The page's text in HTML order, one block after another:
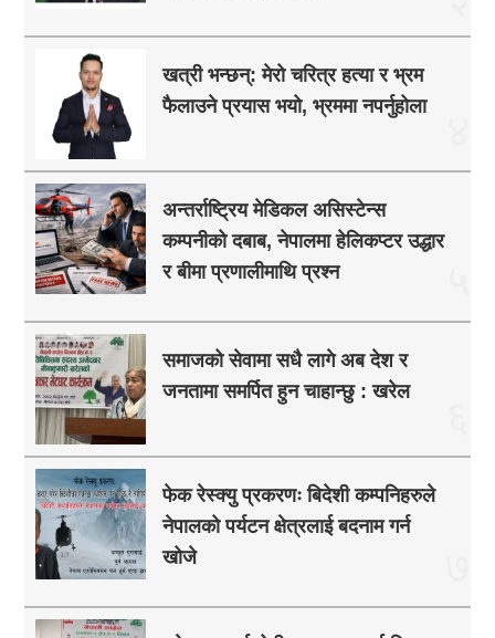
खत्री भन्छन्: मेरो चरित्र हत्या र भ्रम
फैलाउने प्रयास भयो, भ्रममा नपर्नुहोला
अन्तर्राष्ट्रिय मेडिकल असिस्टेन्स
कम्पनीको दबाब, नेपालमा हेलिकप्टर उद्धार
र बीमा प्रणालीमाथि प्रश्न
समाजको सेवामा सधै लागे अब देश र
जनतामा समर्पित हुन चाहान्छु : खरेल
फेक रेस्क्यु प्रकरणः बिदेशी कम्पनिहरुले
नेपालको पर्यटन क्षेत्रलाई बदनाम गर्न
खोजे